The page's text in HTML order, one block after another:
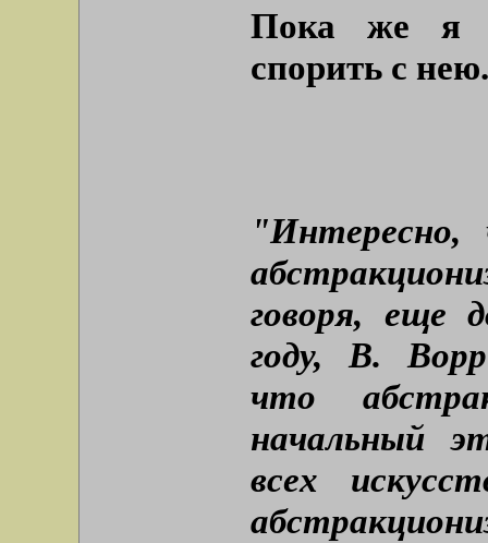
Пока же я
спорить с нею.
"Интересно,
говоря, еще
году, В.
что
начальный
всех